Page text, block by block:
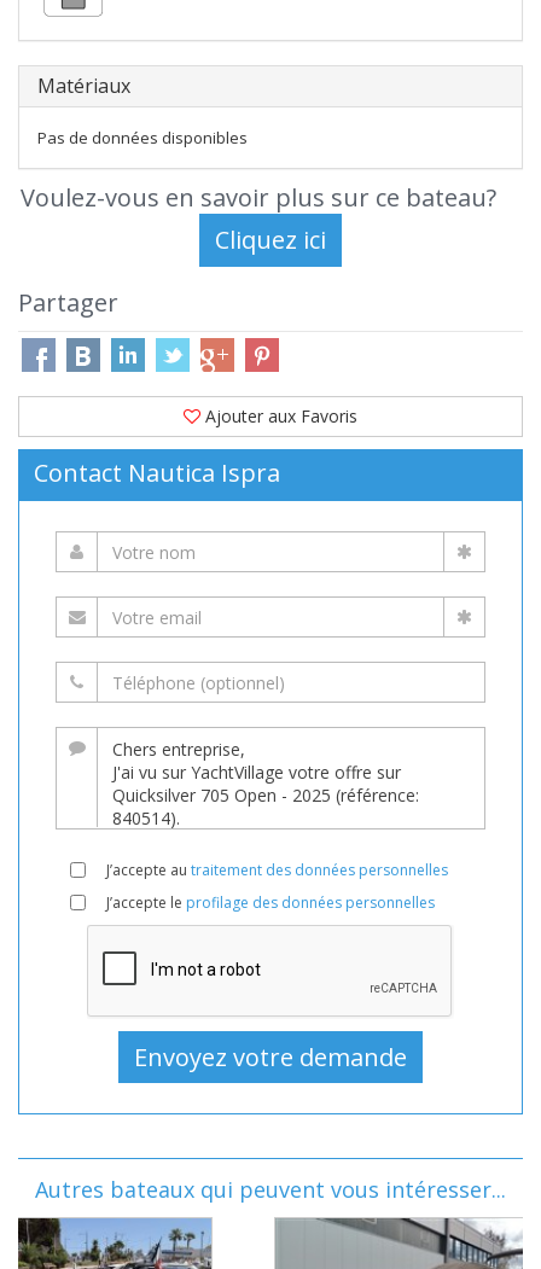
Matériaux
Pas de données disponibles
Voulez-vous en savoir plus sur ce bateau?
Partager
Ajouter aux Favoris
Contact Nautica Ispra
J’accepte au traitement des données personnelles
J’accepte le profilage des données personnelles
Autres bateaux qui peuvent vous intéresser...